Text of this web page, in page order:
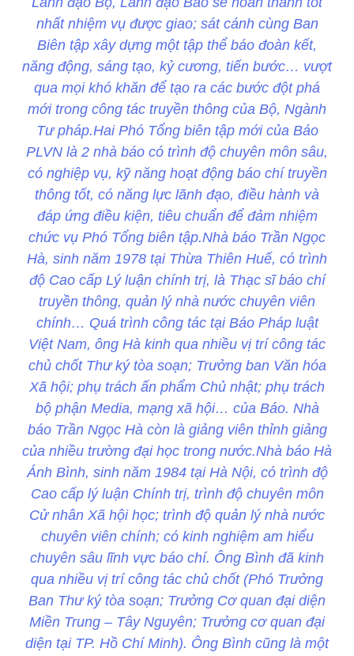
nhất nhiệm vụ được giao; sát cánh cùng Ban
Biên tập xây dựng một tập thể báo đoàn kết,
năng động, sáng tạo, kỷ cương, tiến bước… vượt
qua mọi khó khăn để tạo ra các bước đột phá
mới trong công tác truyền thông của Bộ, Ngành
Tư pháp.Hai Phó Tổng biên tập mới của Báo
PLVN là 2 nhà báo có trình độ chuyên môn sâu,
có nghiệp vụ, kỹ năng hoạt động báo chí truyền
thông tốt, có năng lực lãnh đạo, điều hành và
đáp ứng điều kiện, tiêu chuẩn để đảm nhiệm
chức vụ Phó Tổng biên tập.Nhà báo Trần Ngọc
Hà, sinh năm 1978 tại Thừa Thiên Huế, có trình
độ Cao cấp Lý luận chính trị, là Thạc sĩ báo chí
truyền thông, quản lý nhà nước chuyên viên
chính… Quá trình công tác tại Báo Pháp luật
Việt Nam, ông Hà kinh qua nhiều vị trí công tác
chủ chốt Thư ký tòa soạn; Trưởng ban Văn hóa
Xã hội; phụ trách ấn phẩm Chủ nhật; phụ trách
bộ phận Media, mạng xã hội… của Báo. Nhà
báo Trần Ngọc Hà còn là giảng viên thỉnh giảng
của nhiều trường đại học trong nước.Nhà báo Hà
Ánh Bình, sinh năm 1984 tại Hà Nội, có trình độ
Cao cấp lý luận Chính trị, trình độ chuyên môn
Cử nhân Xã hội học; trình độ quản lý nhà nước
chuyên viên chính; có kinh nghiệm am hiểu
chuyên sâu lĩnh vực báo chí. Ông Bình đã kinh
qua nhiều vị trí công tác chủ chốt (Phó Trưởng
Ban Thư ký tòa soạn; Trưởng Cơ quan đại diện
Miền Trung – Tây Nguyên; Trưởng cơ quan đại
diện tại TP. Hồ Chí Minh). Ông Bình cũng là một